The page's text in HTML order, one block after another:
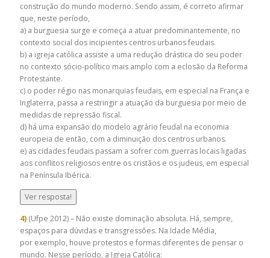
construção do mundo moderno. Sendo assim, é correto afirmar
que, neste período,
a) a burguesia surge e começa a atuar predominantemente, no
contexto social dos incipientes centros urbanos feudais.
b) a igreja católica assiste a uma redução drástica do seu poder
no contexto sócio-político mais amplo com a eclosão da Reforma
Protestante.
c) o poder régio nas monarquias feudais, em especial na França e
Inglaterra, passa a restringir a atuação da burguesia por meio de
medidas de repressão fiscal.
d) há uma expansão do modelo agrário feudal na economia
europeia de então, com a diminuição dos centros urbanos.
e) as cidades feudais passam a sofrer com guerras locais ligadas
aos conflitos religiosos entre os cristãos e os judeus, em especial
na Península Ibérica.
Ver resposta!
4) (Ufpe 2012) – Não existe dominação absoluta. Há, sempre,
espaços para dúvidas e transgressões. Na Idade Média,
por exemplo, houve protestos e formas diferentes de pensar o
mundo. Nesse período, a Igreja Católica: